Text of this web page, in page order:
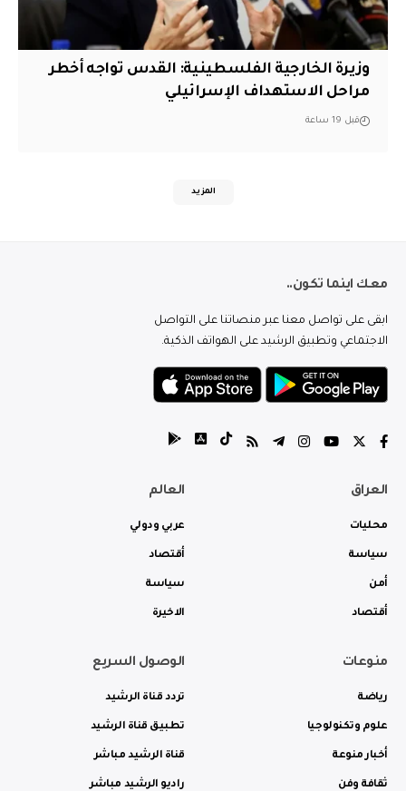
وزيرة الخارجية الفلسطينية: القدس تواجه أخطر
مراحل الاستهداف الإسرائيلي
قبل 19 ساعة
المزيد
معك اينما تكون..
ابقى على تواصل معنا عبر منصاتنا على التواصل
الاجتماعي وتطبيق الرشيد على الهواتف الذكية.
العراق
محليات
سياسة
أمن
أقتصاد
العالم
عربي ودولي
أقتصاد
سياسة
الاخيرة
منوعات
رياضة
علوم وتكنولوجيا
أخبار منوعة
ثقافة وفن
الوصول السريع
تردد قناة الرشيد
تطبيق قناة الرشيد
قناة الرشيد مباشر
راديو الرشيد مباشر